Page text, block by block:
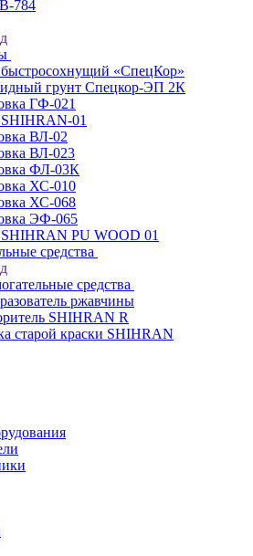
784
«СпецКор»
грунт Спецкор-ЭП 2К
ГФ-021
01
ВЛ-02
ВЛ-023
ФЛ-03К
ХС-010
ХС-068
ЭФ-065
PU WOOD 01
средства
средства
ржавчины
SHIHRAN R
старой краски SHIHRAN